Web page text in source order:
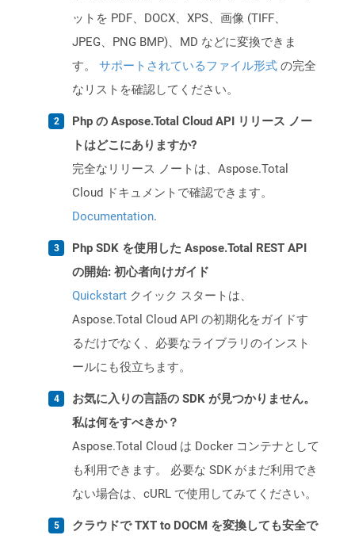
ットを PDF、DOCX、XPS、画像 (TIFF、
JPEG、PNG BMP)、MD などに変換できま
す。 サポートされているファイル形式 の完全
なリストを確認してください。
Php の Aspose.Total Cloud API リリース ノー
トはどこにありますか?
完全なリリース ノートは、Aspose.Total
Cloud ドキュメントで確認できます。
Documentation.
Php SDK を使用した Aspose.Total REST API
の開始: 初心者向けガイド
Quickstart クイック スタートは、
Aspose.Total Cloud API の初期化をガイドす
るだけでなく、必要なライブラリのインスト
ールにも役立ちます。
お気に入りの言語の SDK が見つかりません。
私は何をすべきか？
Aspose.Total Cloud は Docker コンテナとして
も利用できます。 必要な SDK がまだ利用でき
ない場合は、cURL で使用してみてください。
クラウドで TXT to DOCM を変換しても安全で